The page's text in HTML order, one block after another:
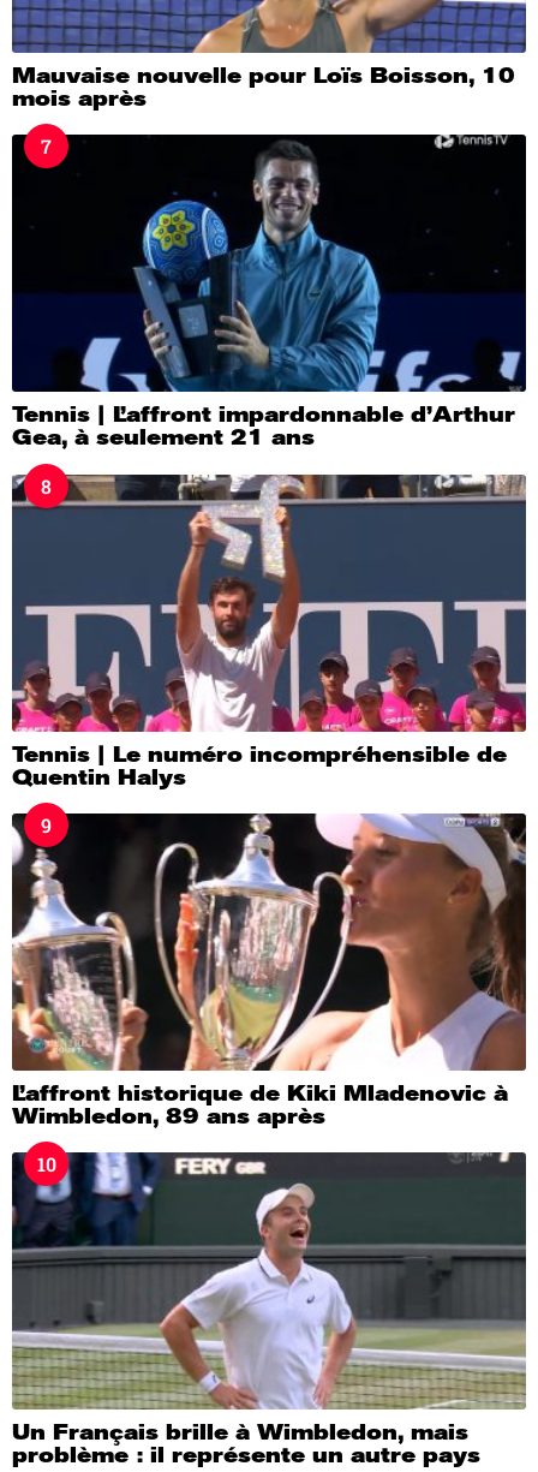
Mauvaise nouvelle pour Loïs Boisson, 10
mois après
7
Tennis | L’affront impardonnable d’Arthur
Gea, à seulement 21 ans
8
Tennis | Le numéro incompréhensible de
Quentin Halys
9
L’affront historique de Kiki Mladenovic à
Wimbledon, 89 ans après
10
Un Français brille à Wimbledon, mais
problème : il représente un autre pays